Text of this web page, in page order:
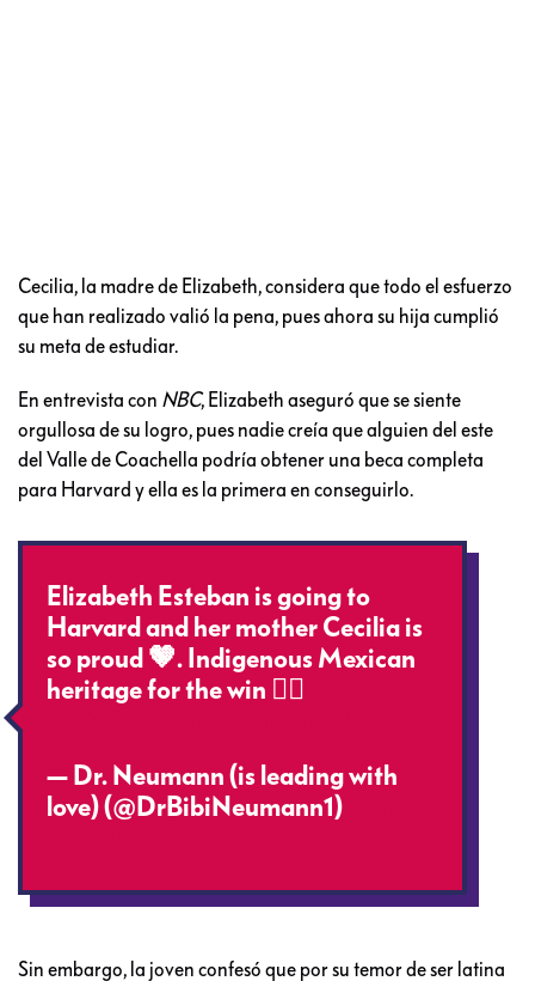
Cecilia, la madre de Elizabeth, considera que todo el esfuerzo
que han realizado valió la pena, pues ahora su hija cumplió
su meta de estudiar.
En entrevista con NBC, Elizabeth aseguró que se siente
orgullosa de su logro, pues nadie creía que alguien del este
del Valle de Coachella podría obtener una beca completa
para Harvard y ella es la primera en conseguirlo.
Elizabeth Esteban is going to
Harvard and her mother Cecilia is
so proud 🤎. Indigenous Mexican
heritage for the win ✊🏿
— Dr. Neumann (is leading with
love) (@DrBibiNeumann1)
Sin embargo, la joven confesó que por su temor de ser latina